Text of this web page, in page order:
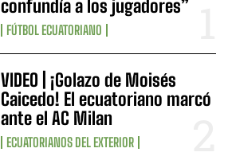
confundía a los jugadores”
FÚTBOL ECUATORIANO
VIDEO | ¡Golazo de Moisés
Caicedo! El ecuatoriano marcó
ante el AC Milan
ECUATORIANOS DEL EXTERIOR